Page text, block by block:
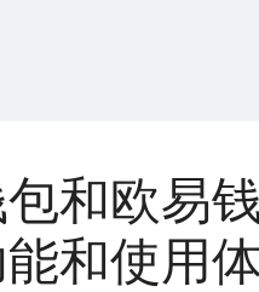
和欧易
和使用